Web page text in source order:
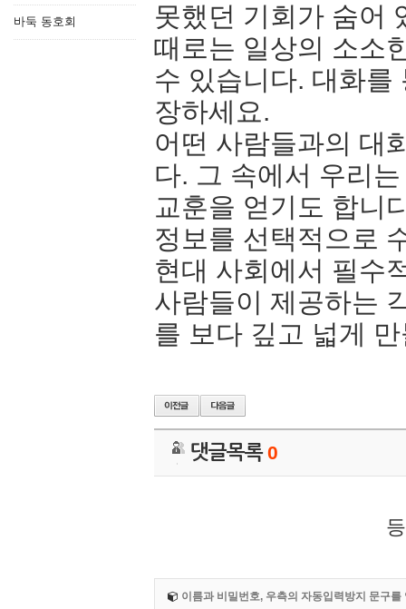
바둑 동호회
못했던 기회가 숨어
때로는 일상의 소소
수 있습니다. 대화를
장하세요.
어떤 사람들과의 대
다. 그 속에서 우리
교훈을 얻기도 합니
정보를 선택적으로
현대 사회에서 필수
사람들이 제공하는
를 보다 깊고 넓게
댓글목록0
이름과 비밀번호, 우측의 자동입력방지 문구를